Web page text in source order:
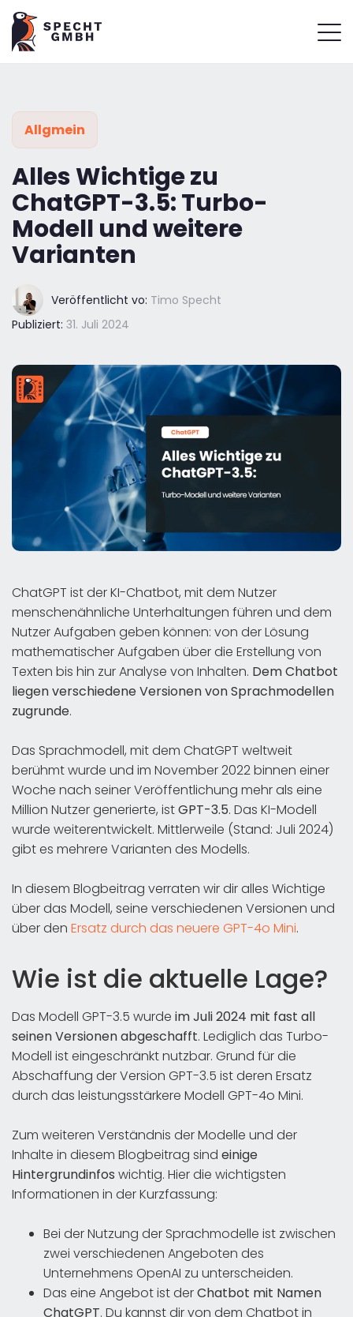
Allgmein
Alles Wichtige zu
ChatGPT-3.5: Turbo-
Modell und weitere
Varianten
Veröffentlicht vo: Timo Specht
Publiziert: 31. Juli 2024
ChatGPT ist der KI-Chatbot, mit dem Nutzer
menschenähnliche Unterhaltungen führen und dem
Nutzer Aufgaben geben können: von der Lösung
mathematischer Aufgaben über die Erstellung von
Texten bis hin zur Analyse von Inhalten. Dem Chatbot
liegen verschiedene Versionen von Sprachmodellen
zugrunde.
Das Sprachmodell, mit dem ChatGPT weltweit
berühmt wurde und im November 2022 binnen einer
Woche nach seiner Veröffentlichung mehr als eine
Million Nutzer generierte, istGPT-3.5. Das KI-Modell
wurde weiterentwickelt. Mittlerweile (Stand: Juli 2024)
gibt es mehrere Varianten des Modells.
In diesem Blogbeitrag verraten wir dir alles Wichtige
über das Modell, seine verschiedenen Versionen und
über den Ersatz durch das neuere GPT-4o Mini.
Wie ist die aktuelle Lage?
Das Modell GPT-3.5 wurde im Juli 2024 mit fast all
seinen Versionen abgeschafft. Lediglich das Turbo-
Modell ist eingeschränkt nutzbar. Grund für die
Abschaffung der Version GPT-3.5 ist deren Ersatz
durch das leistungsstärkere Modell GPT-4o Mini.
Zum weiteren Verständnis der Modelle und der
Inhalte in diesem Blogbeitrag sind einige
Hintergrundinfos wichtig. Hier die wichtigsten
Informationen in der Kurzfassung:
Bei der Nutzung der Sprachmodelle ist zwischen
zwei verschiedenen Angeboten des
Unternehmens OpenAI zu unterscheiden.
Das eine Angebot ist derChatbot mit Namen
ChatGPT. Du kannst dir von dem Chatbot in